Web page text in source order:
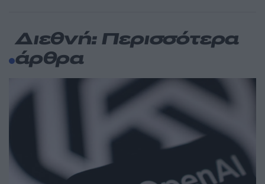
Διεθνή: Περισσότερα
άρθρα